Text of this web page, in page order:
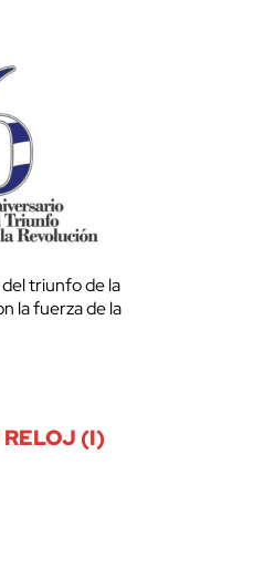
triunfo de la
la fuerza de la
RELOJ (I)